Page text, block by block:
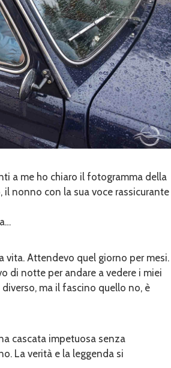
a me ho chiaro il fotogramma della
nonno con la sua voce rassicurante
vita. Attendevo quel giorno per mesi.
di notte per andare a vedere i miei
ma il fascino quello no, è
cascata impetuosa senza
La verità e la leggenda si